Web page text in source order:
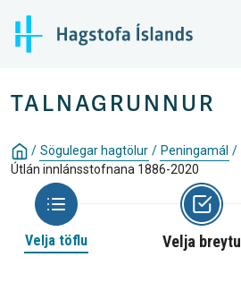
TALNAGRUNNUR
/ Sögulegar hagtölur / Peningamál /
Útlán innlánsstofnana 1886-2020
Velja töflu Velja breytu